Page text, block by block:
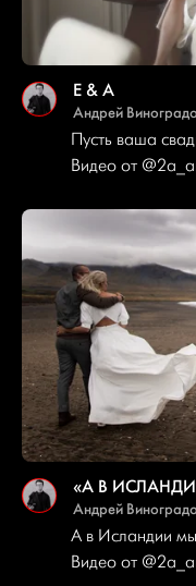
E & A
Андрей
Пусть ваша
Видео от
«А В
Андрей
А в Исландии
Видео от